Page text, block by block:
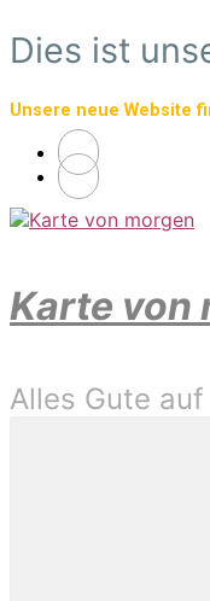
Zum
Hauptinhalt
Dies ist
Unsere neue Website
Karte von
Alles Gute